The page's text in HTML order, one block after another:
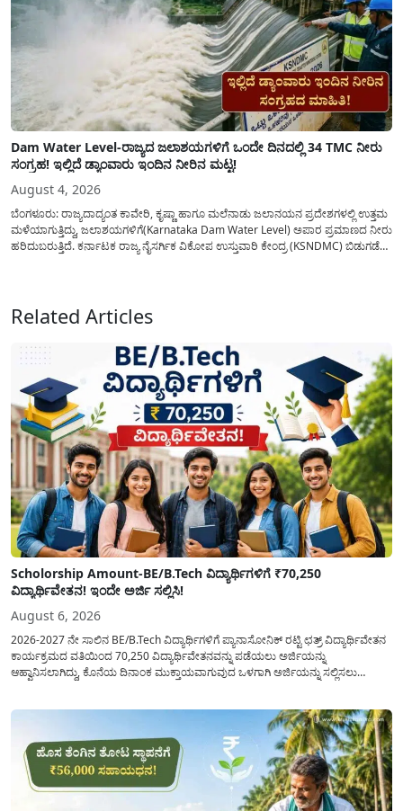
Dam Water Level-ರಾಜ್ಯದ ಜಲಾಶಯಗಳಿಗೆ ಒಂದೇ ದಿನದಲ್ಲಿ 34 TMC ನೀರು
ಸಂಗ್ರಹ! ಇಲ್ಲಿದೆ ಡ್ಯಾಂವಾರು ಇಂದಿನ ನೀರಿನ ಮಟ್ಟ!
August 4, 2026
ಬೆಂಗಳೂರು: ರಾಜ್ಯದಾದ್ಯಂತ ಕಾವೇರಿ, ಕೃಷ್ಣಾ ಹಾಗೂ ಮಲೆನಾಡು ಜಲಾನಯನ ಪ್ರದೇಶಗಳಲ್ಲಿ ಉತ್ತಮ
ಮಳೆಯಾಗುತ್ತಿದ್ದು, ಜಲಾಶಯಗಳಿಗೆ(Karnataka Dam Water Level) ಅಪಾರ ಪ್ರಮಾಣದ ನೀರು
ಹರಿದುಬರುತ್ತಿದೆ. ಕರ್ನಾಟಕ ರಾಜ್ಯ ನೈಸರ್ಗಿಕ ವಿಕೋಪ ಉಸ್ತುವಾರಿ ಕೇಂದ್ರ (KSNDMC) ಬಿಡುಗಡೆ
Related Articles
Scholorship Amount-BE/B.Tech ವಿದ್ಯಾರ್ಥಿಗಳಿಗೆ ₹70,250
ವಿದ್ಯಾರ್ಥಿವೇತನ! ಇಂದೇ ಅರ್ಜಿ ಸಲ್ಲಿಸಿ!
August 6, 2026
2026-2027 ನೇ ಸಾಲಿನ BE/B.Tech ವಿದ್ಯಾರ್ಥಿಗಳಿಗೆ ಪ್ಯಾನಾಸೋನಿಕ್ ರಟ್ಟಿ ಛತ್ರ್ ವಿದ್ಯಾರ್ಥಿವೇತನ
ಕಾರ್ಯಕ್ರಮದ ವತಿಯಿಂದ 70,250 ವಿದ್ಯಾರ್ಥಿವೇತನವನ್ನು ಪಡೆಯಲು ಅರ್ಜಿಯನ್ನು
ಆಹ್ವಾನಿಸಲಾಗಿದ್ದು, ಕೊನೆಯ ದಿನಾಂಕ ಮುಕ್ತಾಯವಾಗುವುದ ಒಳಗಾಗಿ ಅರ್ಜಿಯನ್ನು ಸಲ್ಲಿಸಲು